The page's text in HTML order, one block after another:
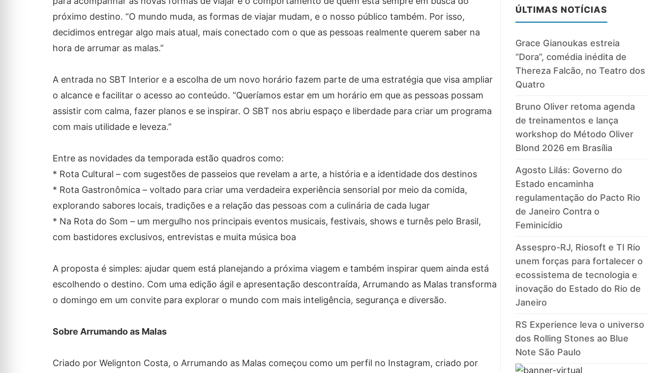
próximo destino. “O mundo muda, as formas de viajar mudam, e o nosso público também. Por isso,
decidimos entregar algo mais atual, mais conectado com o que as pessoas realmente querem saber na
hora de arrumar as malas.”
A entrada no SBT Interior e a escolha de um novo horário fazem parte de uma estratégia que visa ampliar
o alcance e facilitar o acesso ao conteúdo. “Queríamos estar em um horário em que as pessoas possam
assistir com calma, fazer planos e se inspirar. O SBT nos abriu espaço e liberdade para criar um programa
com mais utilidade e leveza.”
Entre as novidades da temporada estão quadros como:
* Rota Cultural – com sugestões de passeios que revelam a arte, a história e a identidade dos destinos
* Rota Gastronômica – voltado para criar uma verdadeira experiência sensorial por meio da comida,
explorando sabores locais, tradições e a relação das pessoas com a culinária de cada lugar
* Na Rota do Som – um mergulho nos principais eventos musicais, festivais, shows e turnês pelo Brasil,
com bastidores exclusivos, entrevistas e muita música boa
A proposta é simples: ajudar quem está planejando a próxima viagem e também inspirar quem ainda está
escolhendo o destino. Com uma edição ágil e apresentação descontraída, Arrumando as Malas transforma
o domingo em um convite para explorar o mundo com mais inteligência, segurança e diversão.
Sobre Arrumando as Malas
Criado por Welignton Costa, o Arrumando as Malas começou como um perfil no Instagram, criado por
ÚLTIMAS NOTÍCIAS
Grace Gianoukas estreia
“Dora”, comédia inédita de
Thereza Falcão, no Teatro dos
Quatro
Bruno Oliver retoma agenda
de treinamentos e lança
workshop do Método Oliver
Blond 2026 em Brasília
Agosto Lilás: Governo do
Estado encaminha
regulamentação do Pacto Rio
de Janeiro Contra o
Feminicídio
Assespro-RJ, Riosoft e TI Rio
unem forças para fortalecer o
ecossistema de tecnologia e
inovação do Estado do Rio de
Janeiro
RS Experience leva o universo
dos Rolling Stones ao Blue
Note São Paulo